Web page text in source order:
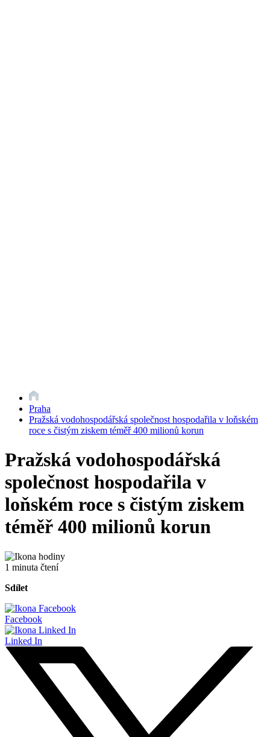
Praha
Pražská vodohospodářská společnost hospodařila v loňském
roce s čistým ziskem téměř 400 milionů korun
Pražská vodohospodářská
společnost hospodařila v
loňském roce s čistým ziskem
téměř 400 milionů korun
1 minuta čtení
Sdílet
Facebook
Linked In